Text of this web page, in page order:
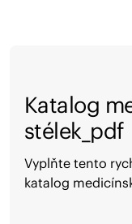
Katalog
stélek_pdf
Vyplňte tento
katalog